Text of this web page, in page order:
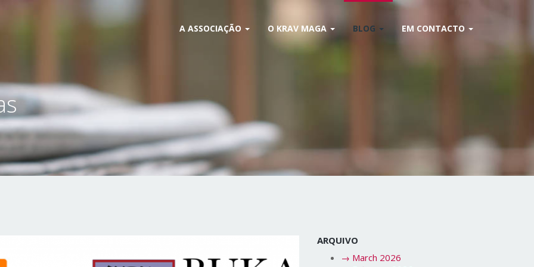
A ASSOCIAÇÃO O KRAV MAGA BLOG EM CONTACTO
ARQUIVO
→ March 2026